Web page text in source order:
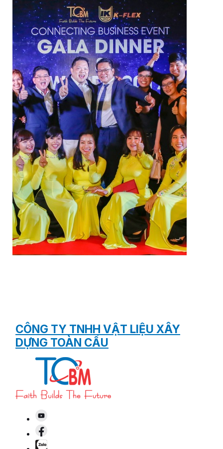
CÔNG TY TNHH VẬT LIỆU XÂY
DỰNG TOÀN CẦU